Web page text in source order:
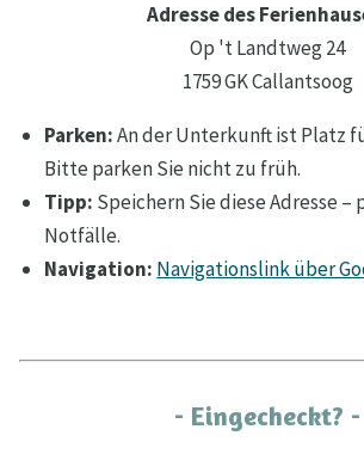
Adresse des
Op 't Landtweg 24
1759 GK Callantsoog
Parken:An der Unterkunft ist Platz
Bitte parken Sie nicht zu früh.
Tipp: Speichern Sie diese Adresse
Notfälle.
Navigation: Navigationslink über
- Eingecheckt? -